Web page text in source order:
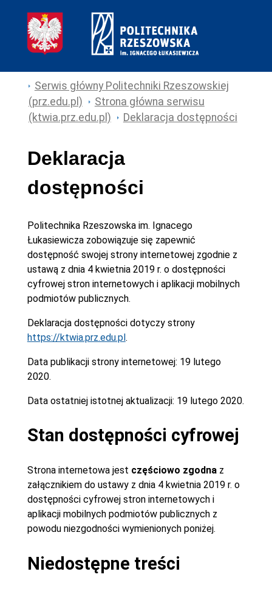
Serwis główny Politechniki Rzeszowskiej
(prz.edu.pl)
Strona główna serwisu
(ktwia.prz.edu.pl)
Deklaracja dostępności
Deklaracja
dostępności
Politechnika Rzeszowska im. Ignacego
Łukasiewiczazobowiązuje się zapewnić
dostępność swojej strony internetowej zgodnie z
ustawą z dnia 4 kwietnia 2019 r. o dostępności
cyfrowej stron internetowych i aplikacji mobilnych
podmiotów publicznych.
Deklaracja dostępności dotyczy strony
https://ktwia.prz.edu.pl.
Data publikacji strony internetowej: 19 lutego
2020.
Data ostatniej istotnej aktualizacji: 19 lutego 2020.
Stan dostępności cyfrowej
Strona internetowa jest częściowo zgodna z
załącznikiem do ustawy z dnia 4 kwietnia 2019 r. o
dostępności cyfrowej stron internetowych i
aplikacji mobilnych podmiotów publicznych z
powodu niezgodności wymienionych poniżej.
Niedostępne treści